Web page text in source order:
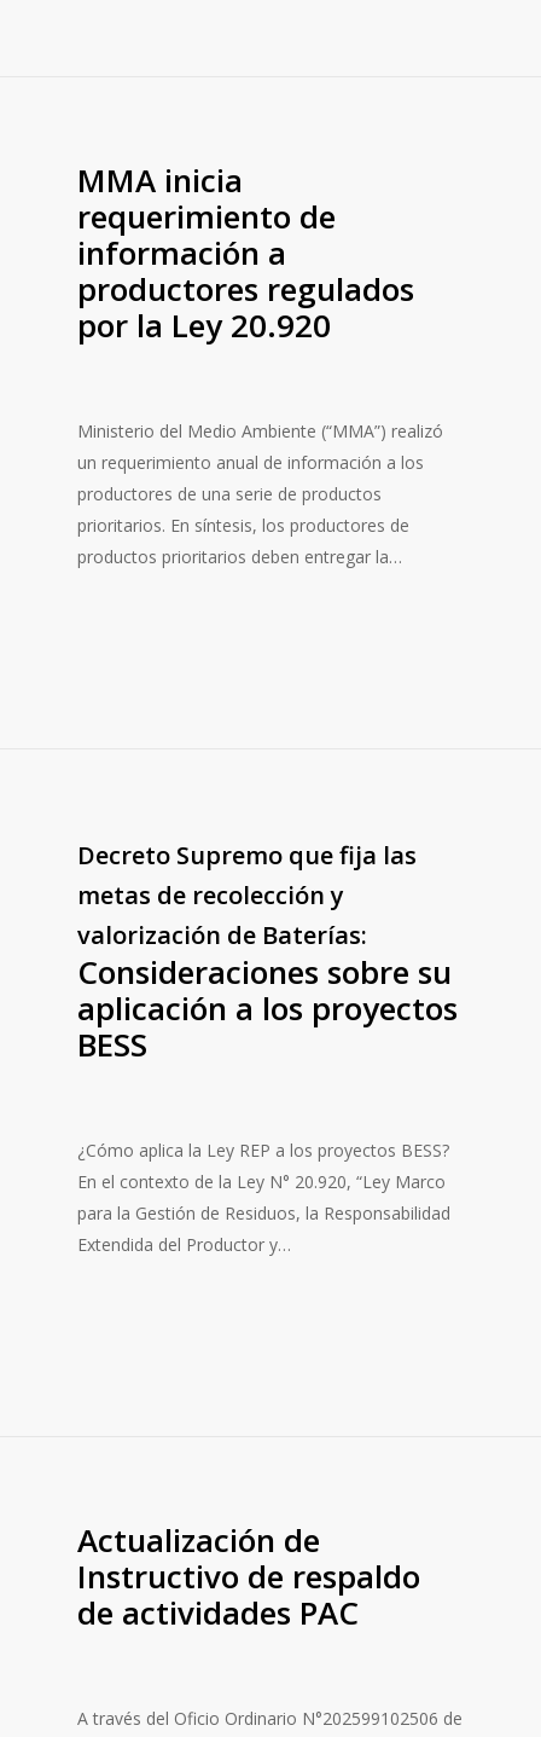
MMA inicia
requerimiento de
información a
productores regulados
por la Ley 20.920
Ministerio del Medio Ambiente (“MMA”) realizó
un requerimiento anual de información a los
productores de una serie de productos
prioritarios. En síntesis, los productores de
productos prioritarios deben entregar la…
Decreto Supremo que fija las
metas de recolección y
valorización de Baterías:
Consideraciones sobre su
aplicación a los proyectos
BESS
¿Cómo aplica la Ley REP a los proyectos BESS?
En el contexto de la Ley N° 20.920, “Ley Marco
para la Gestión de Residuos, la Responsabilidad
Extendida del Productor y…
Actualización de
Instructivo de respaldo
de actividades PAC
A través del Oficio Ordinario N°202599102506 de